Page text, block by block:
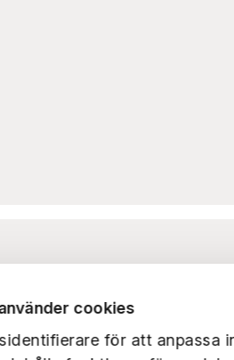
cookies
för att anpassa